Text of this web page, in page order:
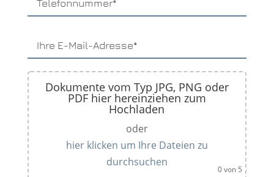
Dokumente vom Typ JPG, PNG oder
PDF hier hereinziehen zum
Hochladen
oder
hier klicken um Ihre Dateien zu
durchsuchen
0von 5